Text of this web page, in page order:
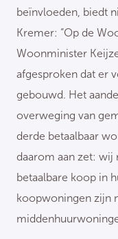
beïnvloeden, biedt
Kremer: “Op de
Woonminister
afgesproken dat er
gebouwd. Het
overweging van
derde betaalbaar
daarom aan zet:
betaalbare koop in
koopwoningen zijn